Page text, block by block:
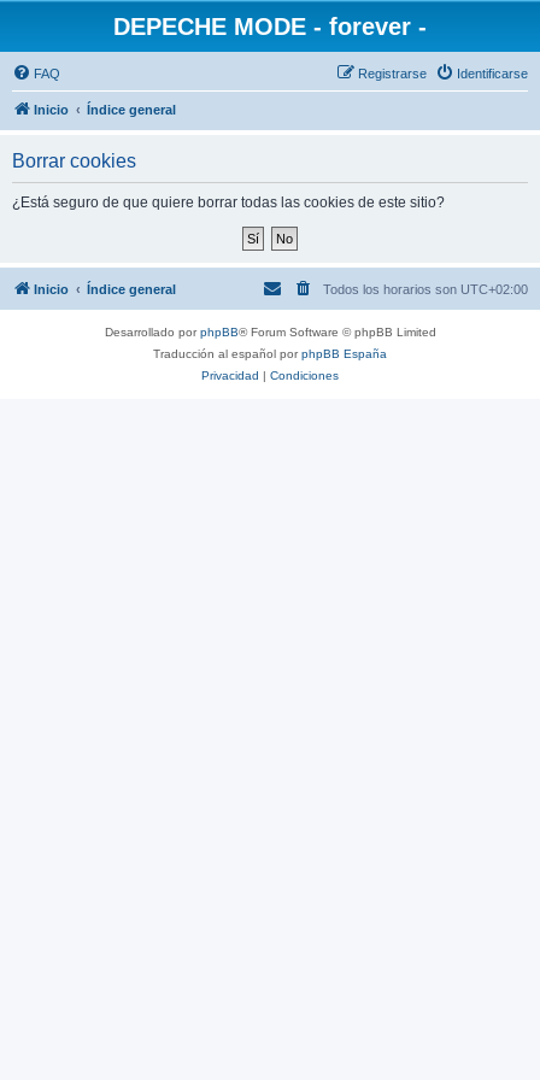
DEPECHE MODE - forever -
FAQ Identificarse
Registrarse
Inicio Índice general
Borrar cookies
¿Está seguro de que quiere borrar todas las cookies de este sitio?
Inicio Índice general Todos los horarios son UTC+02:00
Desarrollado porphpBB® Forum Software © phpBB Limited
Traducción al español porphpBB España
Privacidad | Condiciones